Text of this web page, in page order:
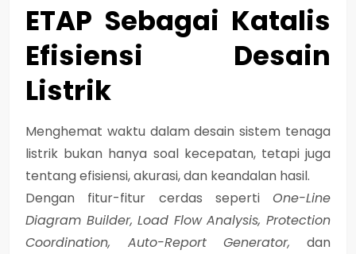
ETAP Sebagai Katalis
Efisiensi Desain
Listrik
Menghemat waktu dalam desain sistem tenaga
listrik bukan hanya soal kecepatan, tetapi juga
tentangefisiensi, akurasi, dan keandalan hasil.
Dengan fitur-fitur cerdas seperti One-Line
Diagram Builder, Load Flow Analysis, Protection
Coordination, Auto-Report Generator, dan